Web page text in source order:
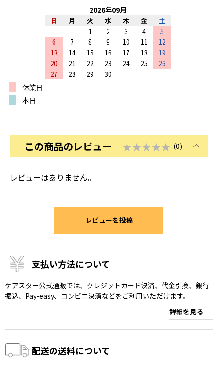
2026年09月
日
月 火 水 木 金
土
1
2 3 4
5
6
7 8 9 10 11
12
13
14 15 16 17 18
19
20
21 22 23 24 25
26
27
28 29
30
休業日
本日
この商品のレビュー ★★★★★ (0)
レビューはありません。
レビューを投稿
支払い方法について
ケアスター公式通販では、クレジットカード決済、代金引換、銀行
振込、Pay-easy、コンビニ決済などをご利用いただけます。
詳細を見る
配送の送料について